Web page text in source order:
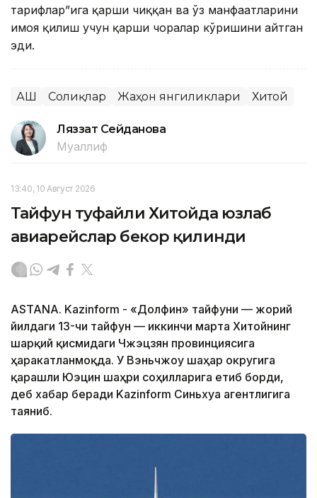
тарифлар”ига қарши чиққан ва ўз манфаатларини
ҳимоя қилиш учун қарши чоралар кўришини айтган
эди.
АҚШ Солиқлар Жаҳон янгиликлари Хитой
Ляззат Сейданова
Муаллиф
13:40, 10 Август 2026
Тайфун туфайли Хитойда юзлаб
авиарейслар бекор қилинди
ASTANA. Kazinform - «Долфин» тайфуни — жорий
йилдаги 13-чи тайфун — иккинчи марта Хитойнинг
шарқий қисмидаги Чжэцзян провинциясига
ҳаракатланмоқда. У Вэньчжоу шаҳар округига
қарашли Юэцин шаҳри соҳилларига етиб борди,
деб хабар беради Kazinform Синьхуа агентлигига
таяниб.